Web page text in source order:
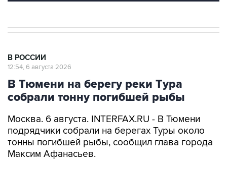
В РОССИИ
12:54, 6 августа 2026
В Тюмени на берегу реки Тура
собрали тонну погибшей рыбы
Москва. 6 августа. INTERFAX.RU - В Тюмени
подрядчики собрали на берегах Туры около
тонны погибшей рыбы, сообщил глава города
Максим Афанасьев.